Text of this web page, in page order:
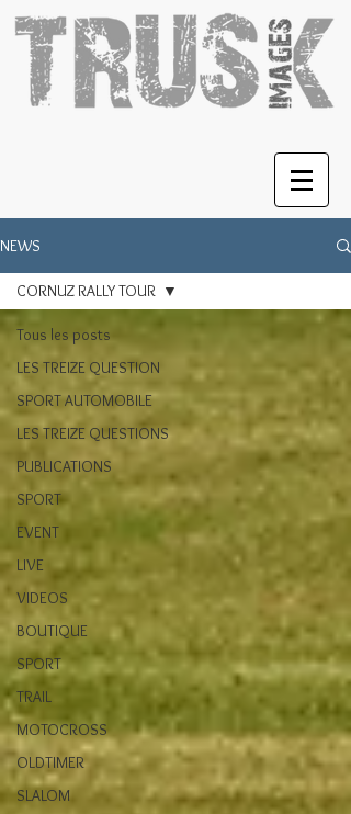
NEWS
Tous les posts
LES TREIZE QUESTION
SPORT AUTOMOBILE
LES TREIZE QUESTIONS
PUBLICATIONS
SPORT
EVENT
LIVE
VIDEOS
BOUTIQUE
SPORT
TRAIL
MOTOCROSS
OLDTIMER
SLALOM
CORNUZ RALLY TOUR